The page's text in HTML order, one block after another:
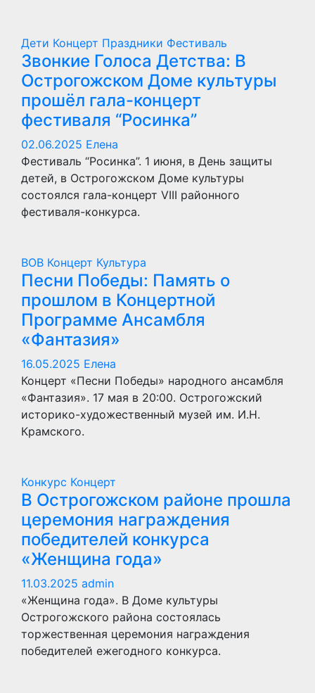
Дети Концерт Праздники Фестиваль
Звонкие Голоса Детства: В
Острогожском Домe культуры
прошёл гала-концерт
фестиваля “Росинка”
02.06.2025 Елена
Фестиваль “Росинка”. 1 июня, в День защиты
детей, в Острогожском Доме культуры
состоялся гала-концерт VIII районного
фестиваля-конкурса.
ВОВ Концерт Культура
Песни Победы: Память о
прошлом в Концертной
Программе Ансамбля
«Фантазия»
16.05.2025 Елена
Концерт «Песни Победы» народного ансамбля
«Фантазия». 17 мая в 20:00. Острогожский
историко-художественный музей им. И.Н.
Крамского.
Конкурс Концерт
В Острогожском районе прошла
церемония награждения
победителей конкурса
«Женщина года»
11.03.2025 admin
«Женщина года». В Доме культуры
Острогожского района состоялась
торжественная церемония награждения
победителей ежегодного конкурса.